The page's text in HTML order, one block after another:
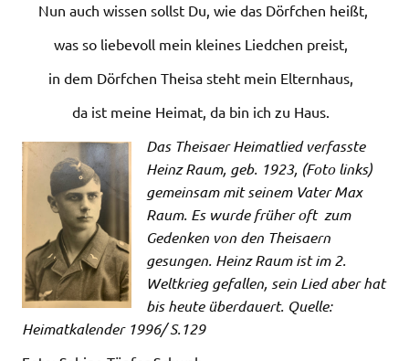
Nun auch wissen sollst Du, wie das Dörfchen heißt,
was so liebevoll mein kleines Liedchen preist,
in dem Dörfchen Theisa steht mein Elternhaus,
da ist meine Heimat, da bin ich zu Haus.
Das Theisaer Heimatlied verfasste
Heinz Raum, geb. 1923, (Foto links)
gemeinsam mit seinem Vater Max
Raum. Es wurde früher oft zum
Gedenken von den Theisaern
gesungen. Heinz Raum ist im 2.
Weltkrieg gefallen, sein Lied aber hat
bis heute überdauert. Quelle:
Heimatkalender 1996/ S.129